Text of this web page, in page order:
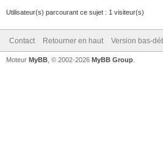
Utilisateur(s) parcourant ce sujet : 1 visiteur(s)
Contact Retourner en haut Version bas-
Moteur MyBB , © 2002-2026 MyBB Group